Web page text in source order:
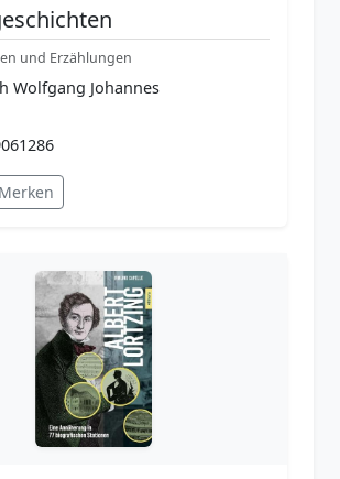
und Erzählungen
Wolfgang Johannes
Merken